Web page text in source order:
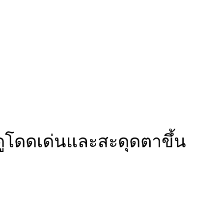
โดดเด่นและสะดุดตาขึ้น